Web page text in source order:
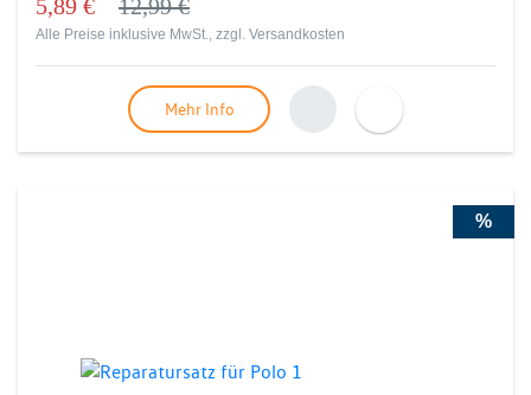
5,89 € 12,99 €
Alle Preise inklusive MwSt., zzgl. Versandkosten
Mehr Info
%